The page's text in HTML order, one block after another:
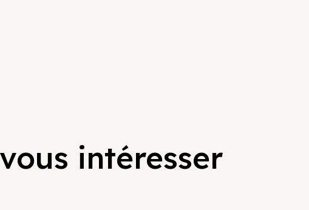
intéresser